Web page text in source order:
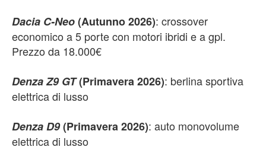
Dacia C-Neo(Autunno 2026): crossover
economico a 5 porte con motori ibridi e a gpl.
Prezzo da 18.000€
Denza Z9 GT(Primavera 2026): berlina sportiva
elettrica di lusso
Denza D9(Primavera 2026): auto monovolume
elettrica di lusso